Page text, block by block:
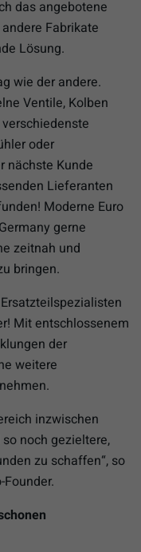
das angebotene
Fabrikate
Lösung.
wie der andere.
Ventile, Kolben
oder
nächste Kunde
Lieferanten
Moderne Euro
gerne
zeitnah und
bringen.
Mit entschlossenem
der
weitere
inzwischen
noch gezieltere,
zu schaffen“, so